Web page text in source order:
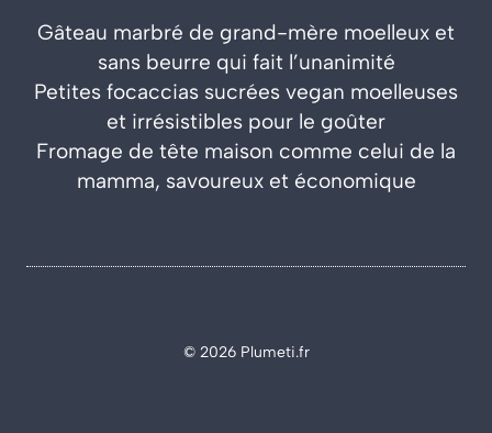
Gâteau marbré de grand-mère moelleux et
sans beurre qui fait l’unanimité
Petites focaccias sucrées vegan moelleuses
et irrésistibles pour le goûter
Fromage de tête maison comme celui de la
mamma, savoureux et économique
© 2026 Plumeti.fr